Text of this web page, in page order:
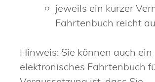
jeweils ein kurzer
Fahrtenbuch reicht
Hinweis: Sie können auch ein
elektronisches Fahrtenbuch